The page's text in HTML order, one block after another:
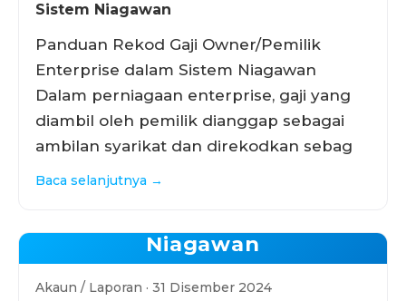
Sistem Niagawan
Panduan Rekod Gaji Owner/Pemilik
Enterprise dalam Sistem Niagawan
Dalam perniagaan enterprise, gaji yang
diambil oleh pemilik dianggap sebagai
ambilan syarikat dan direkodkan sebag
Baca selanjutnya →
Niagawan
Akaun / Laporan · 31 Disember 2024